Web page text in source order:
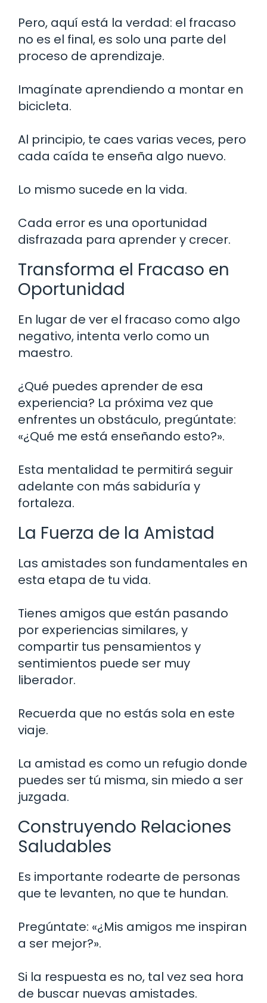
Pero, aquí está la verdad: el fracaso
no es el final, es solo una parte del
proceso de aprendizaje.
Imagínate aprendiendo a montar en
bicicleta.
Al principio, te caes varias veces, pero
cada caída te enseña algo nuevo.
Lo mismo sucede en la vida.
Cada error es una oportunidad
disfrazada para aprender y crecer.
Transforma el Fracaso en
Oportunidad
En lugar de ver el fracaso como algo
negativo, intenta verlo como un
maestro.
¿Qué puedes aprender de esa
experiencia? La próxima vez que
enfrentes un obstáculo, pregúntate:
«¿Qué me está enseñando esto?».
Esta mentalidad te permitirá seguir
adelante con más sabiduría y
fortaleza.
La Fuerza de la Amistad
Las amistades son fundamentales en
esta etapa de tu vida.
Tienes amigos que están pasando
por experiencias similares, y
compartir tus pensamientos y
sentimientos puede ser muy
liberador.
Recuerda que no estás sola en este
viaje.
La amistad es como un refugio donde
puedes ser tú misma, sin miedo a ser
juzgada.
Construyendo Relaciones
Saludables
Es importante rodearte de personas
que te levanten, no que te hundan.
Pregúntate: «¿Mis amigos me inspiran
a ser mejor?».
Si la respuesta es no, tal vez sea hora
de buscar nuevas amistades.